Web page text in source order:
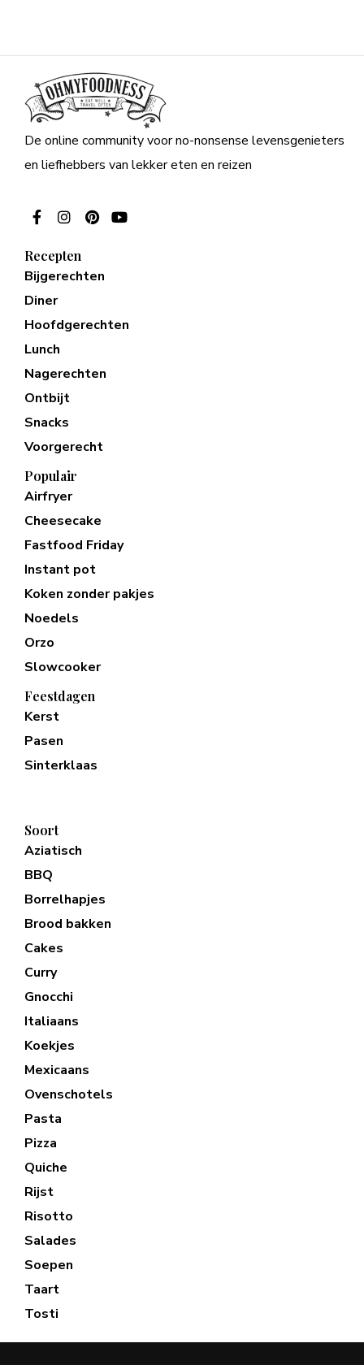
De online community voor no-nonsense levensgenieters
en liefhebbers van lekker eten en reizen
Recepten
Bijgerechten
Diner
Hoofdgerechten
Lunch
Nagerechten
Ontbijt
Snacks
Voorgerecht
Populair
Airfryer
Cheesecake
Fastfood Friday
Instant pot
Koken zonder pakjes
Noedels
Orzo
Slowcooker
Feestdagen
Kerst
Pasen
Sinterklaas
Soort
Aziatisch
BBQ
Borrelhapjes
Brood bakken
Cakes
Curry
Gnocchi
Italiaans
Koekjes
Mexicaans
Ovenschotels
Pasta
Pizza
Quiche
Rijst
Risotto
Salades
Soepen
Taart
Tosti